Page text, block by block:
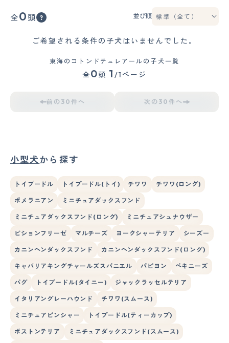
全0 頭 並び順
ご希望される条件の子犬はいませんでした。
東海のコトンドテュレアールの子犬一覧
全0頭 1 /1ページ
前の30件へ 次の30件へ
小型犬から探す
トイプードル トイプードル(トイ) チワワ チワワ(ロング)
ポメラニアン ミニチュアダックスフンド
ミニチュアダックスフンド(ロング) ミニチュアシュナウザー
ビションフリーゼ マルチーズ ヨークシャーテリア シーズー
カニンヘンダックスフンド カニンヘンダックスフンド(ロング)
キャバリアキングチャールズスパニエル パピヨン ペキニーズ
パグ トイプードル(タイニー) ジャックラッセルテリア
イタリアングレーハウンド チワワ(スムース)
ミニチュアピンシャー トイプードル(ティーカップ)
ボストンテリア ミニチュアダックスフンド(スムース)